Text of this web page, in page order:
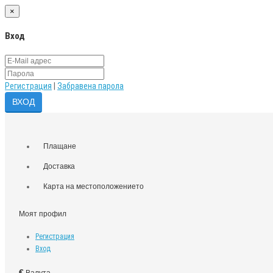
×
Вход
Регистрация Забравена парола
Плащане
Доставка
Карта на местоположението
Моят профил
Регистрация
Вход